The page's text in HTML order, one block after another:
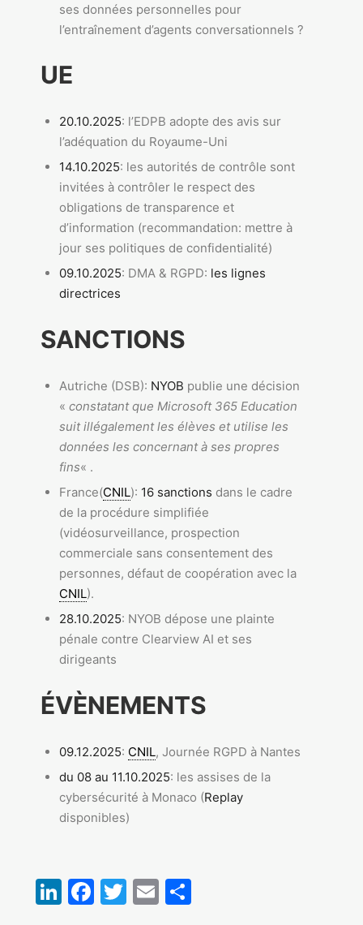
ses données personnelles pour
l’entraînement d’agents conversationnels ?
UE
20.10.2025: l’EDPB adopte des avis sur
l’adéquation du Royaume-Uni
14.10.2025: les autorités de contrôle sont
invitées à contrôler le respect des
obligations de transparence et
d’information (recommandation: mettre à
jour ses politiques de confidentialité)
09.10.2025: DMA & RGPD: les lignes
directrices
SANCTIONS
Autriche (DSB): NYOB publie une décision
« constatant que Microsoft 365 Education
suit illégalement les élèves et utilise les
données les concernant à ses propres
fins« .
France(CNIL): 16 sanctions dans le cadre
de la procédure simplifiée
(vidéosurveillance, prospection
commerciale sans consentement des
personnes, défaut de coopération avec la
CNIL).
28.10.2025: NYOB dépose une plainte
pénale contre Clearview AI et ses
dirigeants
ÉVÈNEMENTS
09.12.2025: CNIL, Journée RGPD à Nantes
du 08 au 11.10.2025: les assises de la
cybersécurité à Monaco (Replay
disponibles)
LinkedIn
Facebook
Twitter
Email